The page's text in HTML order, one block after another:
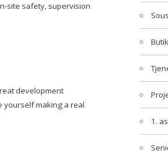
site safety, supervision
development
yourself making a real
1.